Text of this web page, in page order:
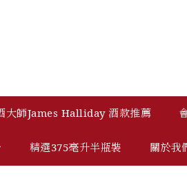
大師James Halliday 酒款推薦
精選375毫升半瓶裝 關於我